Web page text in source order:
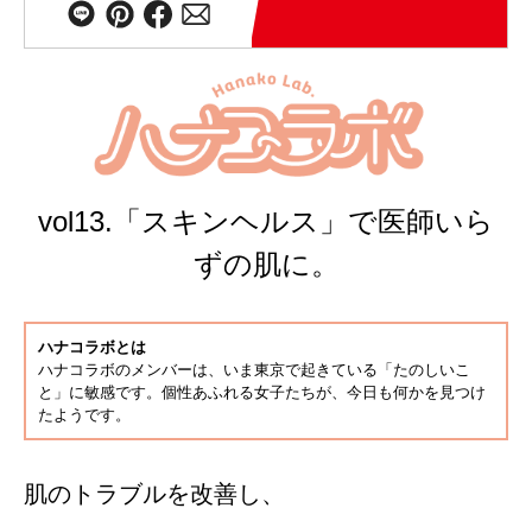
vol13.「スキンヘルス」で医師いら
ずの肌に。
ハナコラボとは
ハナコラボのメンバーは、いま東京で起きている「たのしいこ
と」に敏感です。個性あふれる女子たちが、今日も何かを見つけ
たようです。
肌のトラブルを改善し、